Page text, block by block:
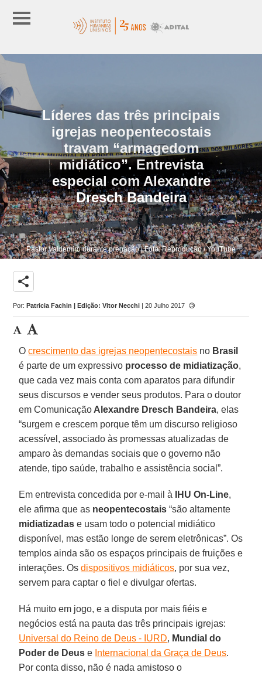
Líderes das três principais
igrejas neopentecostais
travam “armagedom
midiático”. Entrevista
especial com Alexandre
Dresch Bandeira
Pastor Valdemiro durante pregação | Foto: Reprodução / YouTube
share
Por:Patricia Fachin | Edição: Vitor Necchi | 20 Julho 2017
Ocrescimento das igrejas neopentecostais no Brasil
é parte de um expressivo processo de midiatização,
que cada vez mais conta com aparatos para difundir
seus discursos e vender seus produtos. Para o doutor
em Comunicação Alexandre Dresch Bandeira, elas
“surgem e crescem porque têm um discurso religioso
acessível, associado às promessas atualizadas de
amparo às demandas sociais que o governo não
atende, tipo saúde, trabalho e assistência social”.
Em entrevista concedida por e-mail à IHU On-Line,
ele afirma que as neopentecostais “são altamente
midiatizadas e usam todo o potencial midiático
disponível, mas estão longe de serem eletrônicas”. Os
templos ainda são os espaços principais de fruições e
interações. Osdispositivos midiáticos, por sua vez,
servem para captar o fiel e divulgar ofertas.
Há muito em jogo, e a disputa por mais fiéis e
negócios está na pauta das três principais igrejas:
Universal do Reino de Deus - IURD, Mundial do
Poder de Deus e Internacional da Graça de Deus.
Por conta disso, não é nada amistoso o